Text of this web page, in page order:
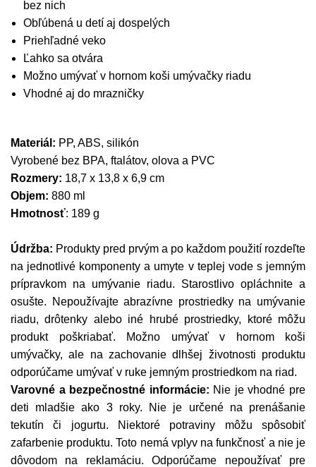
bez nich
Obľúbená u detí aj dospelých
Priehľadné veko
Ľahko sa otvára
Možno umývať v hornom koši umývačky riadu
Vhodné aj do mrazničky
Materiál: PP, ABS, silikón
Vyrobené bez BPA, ftalátov, olova a PVC
Rozmery: 18,7 x 13,8 x 6,9 cm
Objem: 880 ml
Hmotnosť: 189 g
Údržba: Produkty pred prvým a po každom použití rozdeľte
na jednotlivé komponenty a umyte v teplej vode s jemným
prípravkom na umývanie riadu. Starostlivo opláchnite a
osušte. Nepoužívajte abrazívne prostriedky na umývanie
riadu, drôtenky alebo iné hrubé prostriedky, ktoré môžu
produkt poškriabať. Možno umývať v hornom koši
umývačky, ale na zachovanie dlhšej životnosti produktu
odporúčame umývať v ruke jemným prostriedkom na riad.
Varovné a bezpečnostné informácie: Nie je vhodné pre
deti mladšie ako 3 roky. Nie je určené na prenášanie
tekutín či jogurtu. Niektoré potraviny môžu spôsobiť
zafarbenie produktu. Toto nemá vplyv na funkčnosť a nie je
dôvodom na reklamáciu. Odporúčame nepoužívať pre